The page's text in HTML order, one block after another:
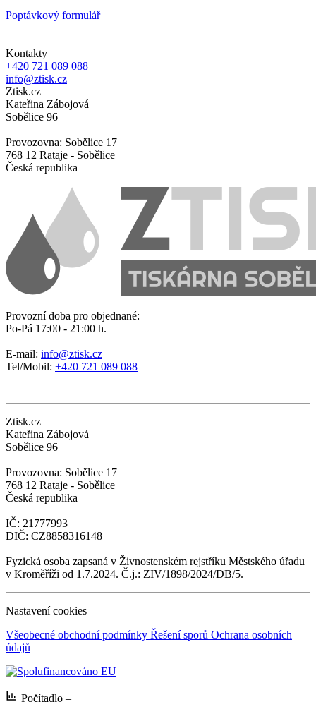
Poptávkový formulář
Kontakty
+420 721 089 088
info@ztisk.cz
Ztisk.cz
Kateřina Zábojová
Sobělice 96
Provozovna: Sobělice 17
768 12 Rataje - Sobělice
Česká republika
Provozní doba pro objednané:
Po-Pá 17:00 - 21:00 h.
E-mail: info@ztisk.cz
Tel/Mobil: +420 721 089 088
Ztisk.cz
Kateřina Zábojová
Sobělice 96
Provozovna: Sobělice 17
768 12 Rataje - Sobělice
Česká republika
IČ: 21777993
DIČ: CZ8858316148
Fyzická osoba zapsaná v Živnostenském rejstříku Městského úřadu
v Kroměříži od 1.7.2024. Č.j.: ZIV/1898/2024/DB/5.
Nastavení cookies
Všeobecné obchodní podmínky Řešení sporů Ochrana osobních
údajů
Počítadlo –